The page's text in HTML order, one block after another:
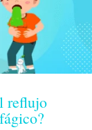
reflujo